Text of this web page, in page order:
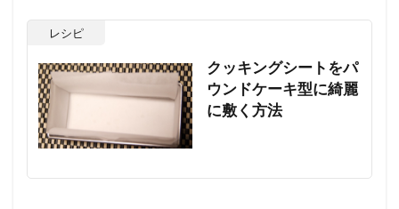
レシピ
クッキングシートをパ
ウンドケーキ型に綺麗
に敷く方法